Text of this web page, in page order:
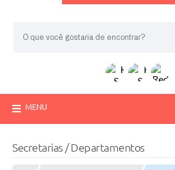
MENU
Secretarias / Departamentos